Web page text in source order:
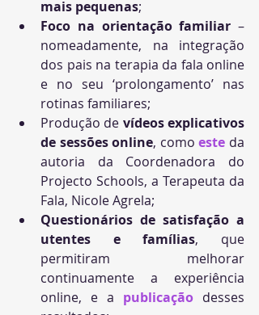
mais pequenas;
Foco na orientação familiar –
nomeadamente, na integração
dos pais na terapia da fala online
e no seu ‘prolongamento’ nas
rotinas familiares;
Produção de vídeos explicativos
de sessões online, como este da
autoria da Coordenadora do
Projecto Schools, a Terapeuta da
Fala, Nicole Agrela;
Questionários de satisfação a
utentes e famílias, que
permitiram melhorar
continuamente a experiência
online, e a publicação desses